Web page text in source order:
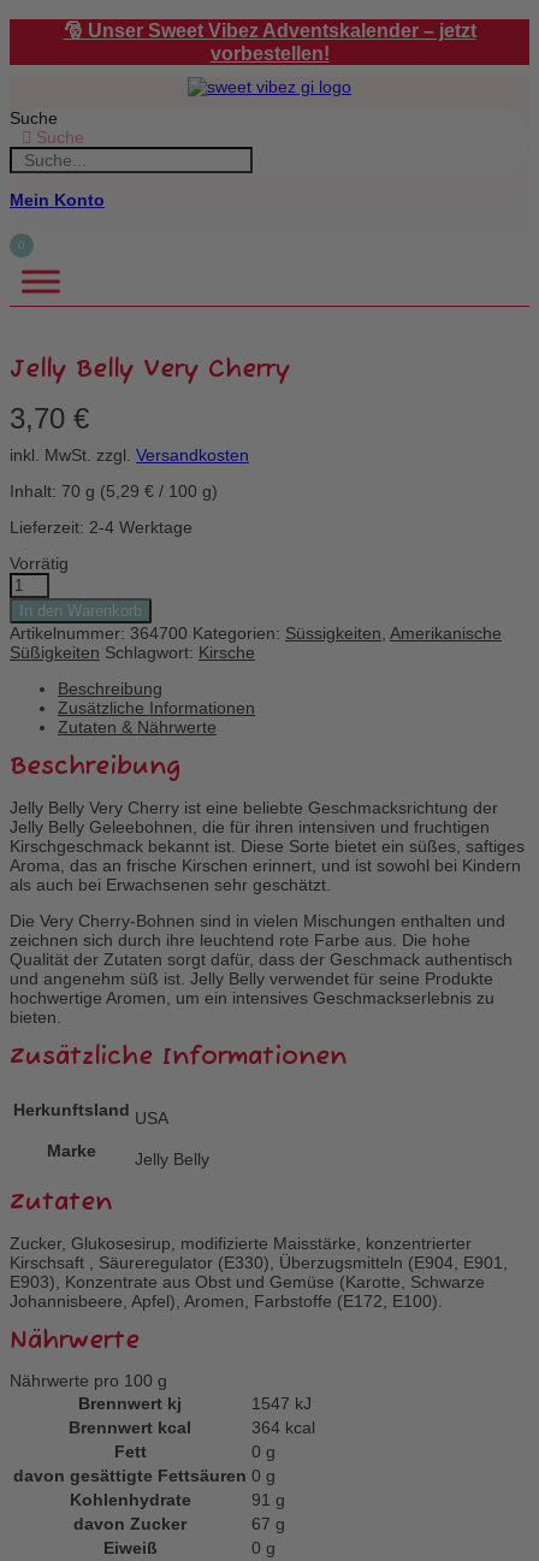
springen
🎅 Unser Sweet Vibez Adventskalender – jetzt
vorbestellen!
Suche
Suche
Mein Konto
0
Jelly Belly Very Cherry
3,70 €
inkl. MwSt. zzgl. Versandkosten
Inhalt: 70 g (5,29 € / 100 g)
Lieferzeit: 2-4 Werktage
Vorrätig
Jelly
Belly
Very
Cherry
Menge
In den Warenkorb
Artikelnummer: 364700 Kategorien: Süssigkeiten Amerikanische
Süßigkeiten Schlagwort: Kirsche
Beschreibung
Zusätzliche Informationen
Zutaten & Nährwerte
Beschreibung
Jelly Belly Very Cherry ist eine beliebte Geschmacksrichtung der
Jelly Belly Geleebohnen, die für ihren intensiven und fruchtigen
Kirschgeschmack bekannt ist. Diese Sorte bietet ein süßes, saftiges
Aroma, das an frische Kirschen erinnert, und ist sowohl bei Kindern
als auch bei Erwachsenen sehr geschätzt.
Die Very Cherry-Bohnen sind in vielen Mischungen enthalten und
zeichnen sich durch ihre leuchtend rote Farbe aus. Die hohe
Qualität der Zutaten sorgt dafür, dass der Geschmack authentisch
und angenehm süß ist. Jelly Belly verwendet für seine Produkte
hochwertige Aromen, um ein intensives Geschmackserlebnis zu
bieten.
Zusätzliche Informationen
Herkunftsland USA
Marke
Jelly Belly
Zutaten
Zucker, Glukosesirup, modifizierte Maisstärke, konzentrierter
Kirschsaft , Säureregulator (E330), Überzugsmitteln (E904, E901,
E903), Konzentrate aus Obst und Gemüse (Karotte, Schwarze
Johannisbeere, Apfel), Aromen, Farbstoffe (E172, E100).
Nährwerte
Nährwerte pro 100 g
Brennwert kj
1547 kJ
Brennwert kcal
364 kcal
Fett
0 g
davon gesättigte Fettsäuren 0 g
Kohlenhydrate
91 g
davon Zucker 67 g
Eiweiß
0 g